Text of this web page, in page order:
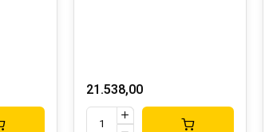
21.538,00